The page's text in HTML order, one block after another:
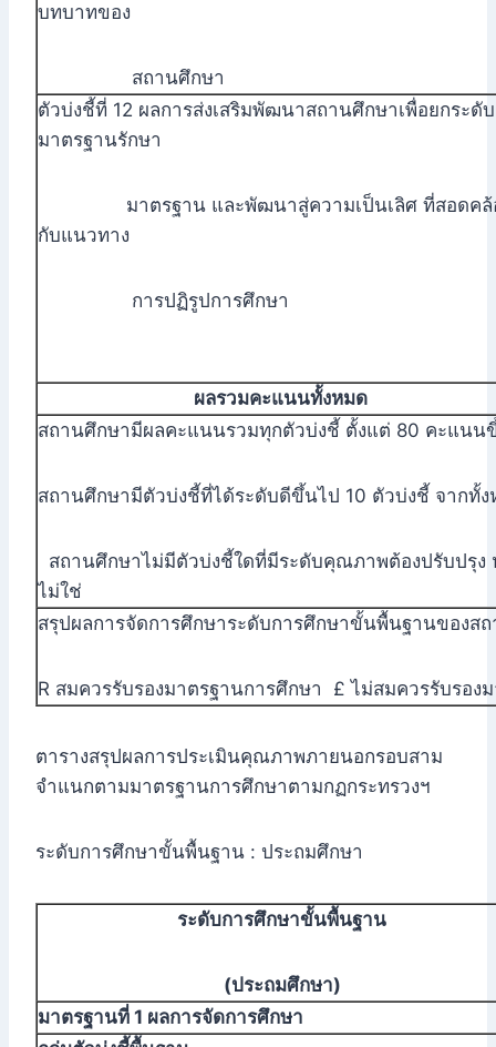
บทบาทของ
สถานศึกษา
ตัวบ่งชี้ที่ 12 ผลการส่งเสริมพัฒนาสถานศึกษาเพื่อยกระดับ
มาตรฐานรักษา
มาตรฐาน และพัฒนาสู่ความเป็นเลิศ ที่สอดคล้
กับแนวทาง
การปฏิรูปการศึกษา
ผลรวมคะแนนทั้งหมด
สถานศึกษามีผลคะแนนรวมทุกตัวบ่งชี้ ตั้งแต่ 80 คะแน
สถานศึกษามีตัวบ่งชี้ที่ได้ระดับดีขึ้นไป 10 ตัวบ่งชี้ จากทั้
สถานศึกษาไม่มีตัวบ่งชี้ใดที่มีระดับคุณภาพต้องปรับปรุง
ไม่ใช่
สรุปผลการจัดการศึกษาระดับการศึกษาขั้นพื้นฐานของส
R สมควรรับรองมาตรฐานการศึกษา £ ไม่สมควรรับรอง
ตารางสรุปผลการประเมินคุณภาพภายนอกรอบสาม
จำแนกตามมาตรฐานการศึกษาตามกฏกระทรวงฯ
ระดับการศึกษาขั้นพื้นฐาน : ประถมศึกษา
ระดับการศึกษาขั้นพื้นฐาน
(ประถมศึกษา)
มาตรฐานที่ 1 ผลการจัดการศึกษา